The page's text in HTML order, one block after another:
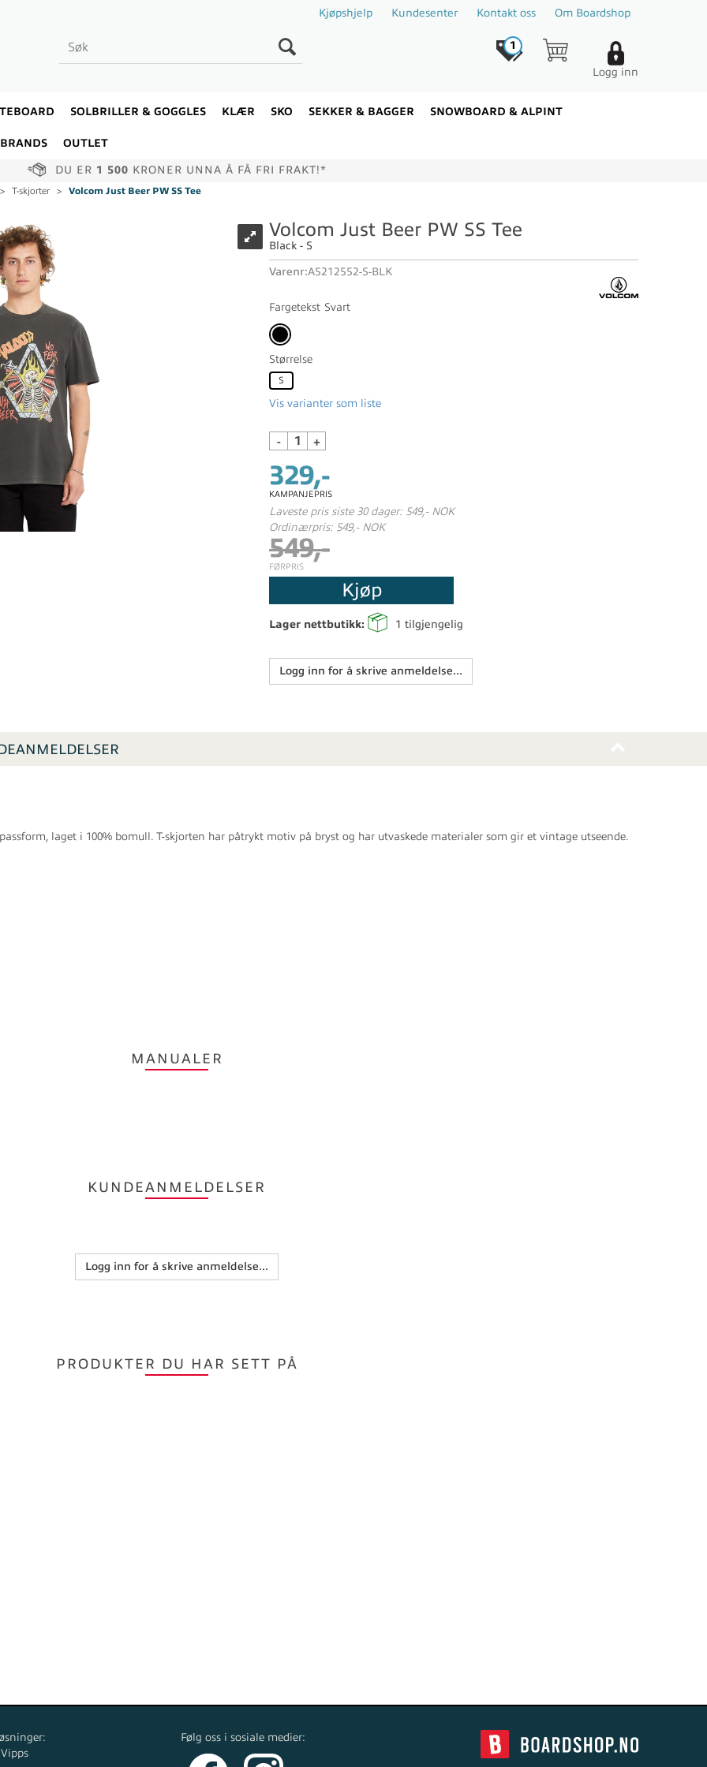
Kjøpshjelp Kundesenter Kontakt oss Om Boardshop
Logg inn
1
SOLBRILLER & GOGGLES KLÆR SKO SEKKER & BAGGER SNOWBOARD & ALPINT
BRANDS OUTLET
DU ER 1 500 KRONER UNNA Å FÅ FRI FRAKT!*
T-skjorter > Volcom Just Beer PW SS Tee
Volcom Just Beer PW SS Tee
Black - S
Logg inn for å skrive anmeldelse...
Varenr:A5212552-S-BLK
329,-
KAMPANJEPRIS
Laveste pris siste 30 dager: 549,- NOK
Ordinærpris: 549,- NOK
549,-
FØRPRIS
Fargetekst Svart
Størrelse
S
Vis varianter som liste
- +
Kjøp
Lager nettbutikk: 1 tilgjengelig
laget i 100% bomull. T-skjorten har påtrykt motiv på bryst og har utvaskede materialer som gir et vintage utseende.
MANUALER
KUNDEANMELDELSER
Logg inn for å skrive anmeldelse...
PRODUKTER DU HAR SETT PÅ
Følg oss i sosiale medier: